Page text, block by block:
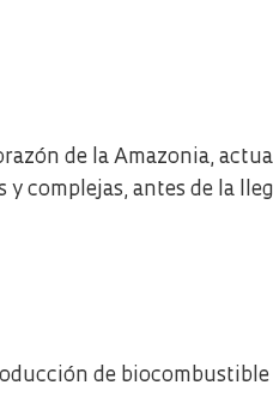
de la Amazonia,
complejas, antes de la
de biocombustible